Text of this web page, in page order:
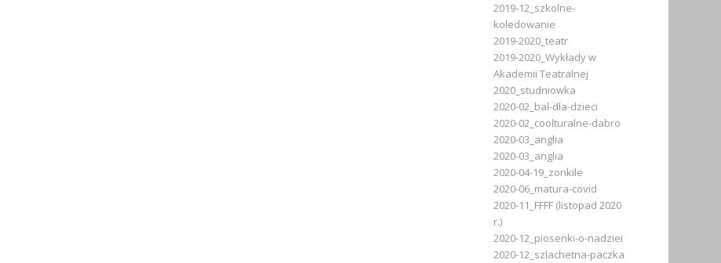
2019-12_szkolne-
koledowanie
2019-2020_teatr
2019-2020_Wykłady w
Akademii Teatralnej
2020_studniowka
2020-02_bal-dla-dzieci
2020-02_coolturalne-dabro
2020-03_anglia
2020-03_anglia
2020-04-19_zonkile
2020-06_matura-covid
2020-11_FFFF (listopad 2020
r.)
2020-12_piosenki-o-nadziei
2020-12_szlachetna-paczka